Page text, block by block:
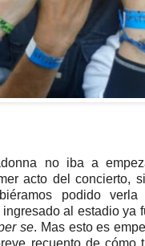
no iba a
acto del concierto,
podido verla
al estadio ya
se. Mas esto es
recuento de cómo